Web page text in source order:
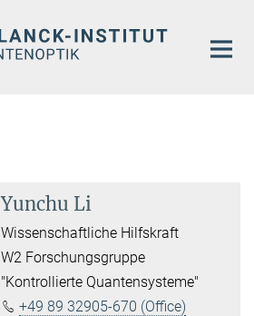
Yunchu Li
Wissenschaftliche Hilfskraft
W2 Forschungsgruppe
"Kontrollierte Quantensysteme"
+49 89 32905-670 (Office)